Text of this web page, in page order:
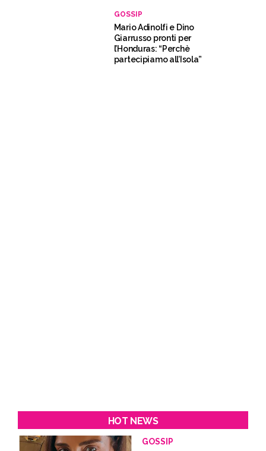
GOSSIP
Mario Adinolfi e Dino
Giarrusso pronti per
l’Honduras: “Perchè
partecipiamo all’Isola”
HOT NEWS
GOSSIP